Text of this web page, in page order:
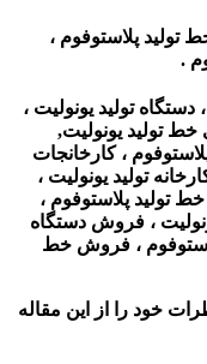
تولید پلاستوفوم ،
.
دستگاه تولید یونولیت ،
خط تولید یونولیت,
، کارخانجات
تولید یونولیت ،
تولید پلاستوفوم ،
، فروش دستگاه
، فروش خط
خود را از این مقاله